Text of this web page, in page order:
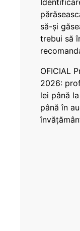
să-și
trebui să
OFICIAL
2026:
lei până
până în